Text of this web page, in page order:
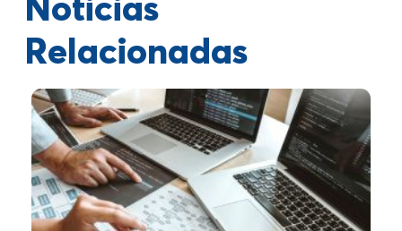
Noticias
Relacionadas